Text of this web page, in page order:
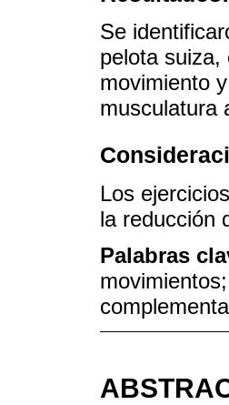
Se
pelota suiza,
movimiento
musculatura
Los
la reducción
Palabras